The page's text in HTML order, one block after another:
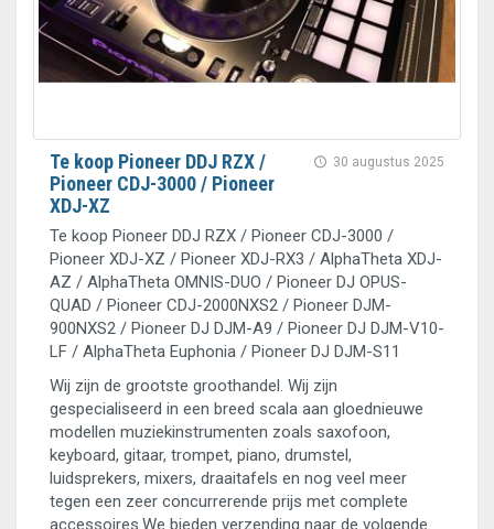
30 augustus 2025
Te koop Pioneer DDJ RZX /
Pioneer CDJ-3000 / Pioneer
XDJ-XZ
Te koop Pioneer DDJ RZX / Pioneer CDJ-3000 /
Pioneer XDJ-XZ / Pioneer XDJ-RX3 / AlphaTheta XDJ-
AZ / AlphaTheta OMNIS-DUO / Pioneer DJ OPUS-
QUAD / Pioneer CDJ-2000NXS2 / Pioneer DJM-
900NXS2 / Pioneer DJ DJM-A9 / Pioneer DJ DJM-V10-
LF / AlphaTheta Euphonia / Pioneer DJ DJM-S11
Wij zijn de grootste groothandel. Wij zijn
gespecialiseerd in een breed scala aan gloednieuwe
modellen muziekinstrumenten zoals saxofoon,
keyboard, gitaar, trompet, piano, drumstel,
luidsprekers, mixers, draaitafels en nog veel meer
tegen een zeer concurrerende prijs met complete
accessoires.We bieden verzending naar de volgende